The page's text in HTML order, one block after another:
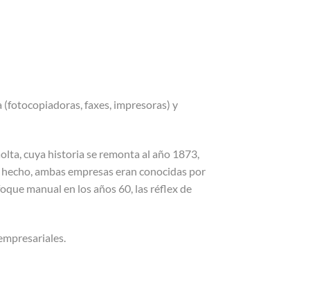
faxes, impresoras) y
cuya historia se remonta al año 1873,
ambas empresas eran conocidas por
manual en los años 60, las réflex de